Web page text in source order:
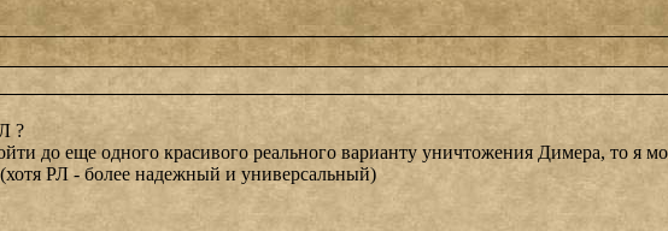
?
до еще одного красивого реального варианту уничтожения Димера, то я
РЛ - более надежный и универсальный)